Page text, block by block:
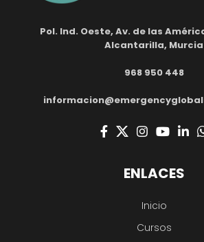
Pol. Ind. Oeste, Av. de las
Alcantarilla, Murcia
968 950 448
ENLACES
Inicio
Cursos